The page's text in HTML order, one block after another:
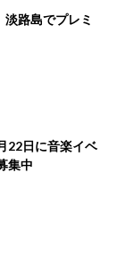
路島でプレミ
22日に音楽イベ
集中